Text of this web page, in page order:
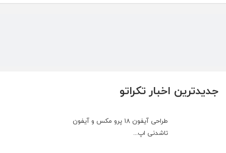
جدیدترین اخبار تکراتو
طراحی آیفون ۱۸ پرو مکس و آیفون
تاشدنی اپ...